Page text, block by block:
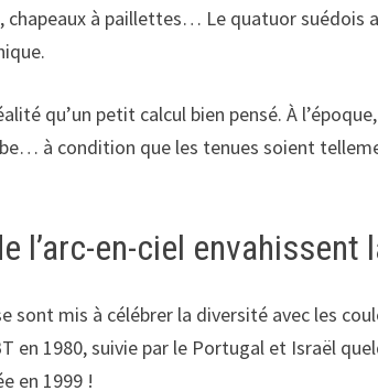
chapeaux à paillettes… Le quatuor suédois
qu’un petit calcul bien pensé. À
à condition que les tenues soient
l’arc-en-ciel envahissent
sont mis à célébrer la diversité avec les
en 1980, suivie par le Portugal et Israël
en 1999 !